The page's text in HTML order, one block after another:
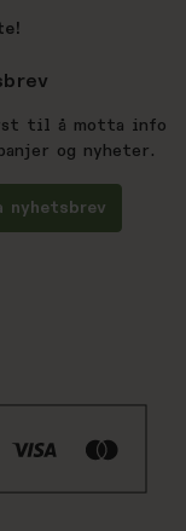
til å motta info
og nyheter.
nyhetsbrev